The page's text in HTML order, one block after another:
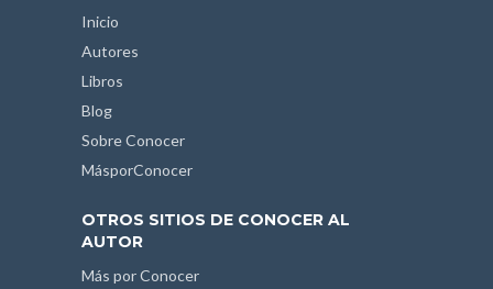
Inicio
Autores
Libros
Blog
Sobre Conocer
MásporConocer
OTROS SITIOS DE CONOCER AL
AUTOR
Más por Conocer